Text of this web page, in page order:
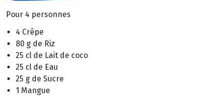
Pour 4 personnes
4 Crêpe
80 g de Riz
25 cl de Lait de coco
25 cl de Eau
25 g de Sucre
1 Mangue